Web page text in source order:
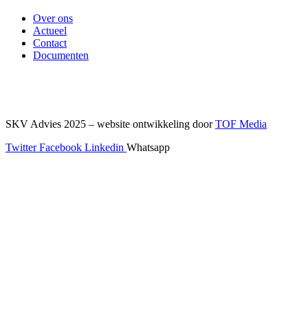
Over ons
Actueel
Contact
Documenten
SKV Advies 2025 – website ontwikkeling doorTOF Media
Twitter Facebook Linkedin Whatsapp